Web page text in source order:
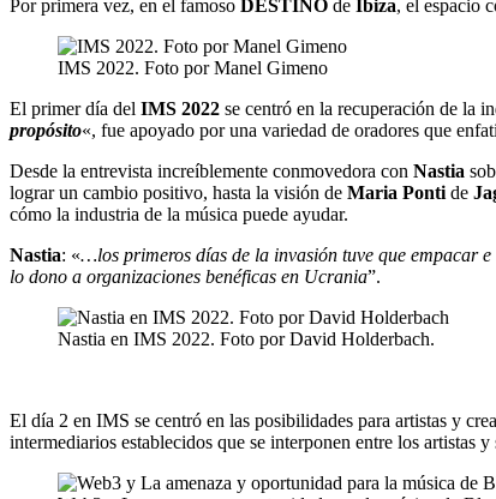
Por primera vez, en el famoso DESTINO de Ibiza, el espacio
IMS 2022. Foto por Manel Gimeno
El primer día del IMS 2022 se centró en la recuperación de la
propósito«, fue apoyado por una variedad de oradores que
Desde la entrevista increíblemente conmovedora con Nastia
lograr un cambio positivo, hasta la visión de Maria Ponti de
cómo la industria de la música puede ayudar.
Nastia: «…los primeros días de la invasión tuve que empacar
lo dono a organizaciones benéficas en Ucrania”.
Nastia en IMS 2022. Foto por David Holderbach.
El día 2 en IMS se centró en las posibilidades para artistas y
intermediarios establecidos que se interponen entre los artistas